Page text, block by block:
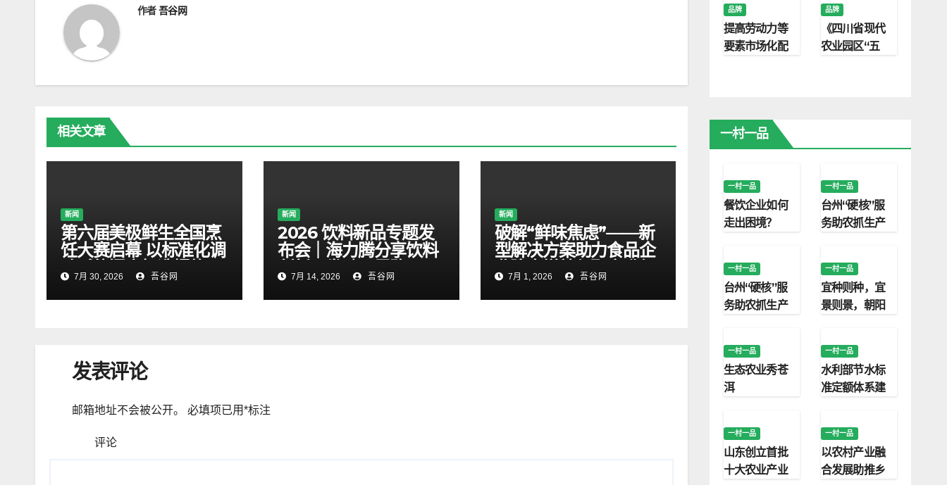
航
作者吾谷网
相关文章
新闻
第六届美极鲜生全国烹
饪大赛启幕 以标准化调
味赋能门店打造爆款旺
菜7月 30, 2026 吾谷网
新闻
2026 饮料新品专题发
布会｜海力腾分享饮料
创新研发破局思路
7月 14, 2026 吾谷网
新闻
破解“鲜味焦虑”——新
型解决方案助力食品企
业降本增效与配方升级
7月 1, 2026 吾谷网
发表评论
邮箱地址不会被公开。 必填项已用*标注
评论
品牌
提高劳动力等
要素市场化配
品牌
《四川省现代
农业园区“五
一村一品
一村一品
餐饮企业如何
走出困境？
一村一品
台州“硬核”服
务助农抓生产
一村一品
台州“硬核”服
务助农抓生产
一村一品
宜种则种，宜
景则景，朝阳
本农田
一村一品
生态农业秀苍
洱
一村一品
水利部节水标
准定额体系建
一村一品
山东创立首批
十大农业产业
一村一品
以农村产业融
合发展助推乡